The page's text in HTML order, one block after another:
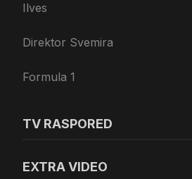
Ilves
Direktor Svemira
Formula 1
TV RASPORED
EXTRA VIDEO